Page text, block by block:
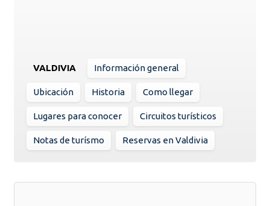
VALDIVIA Información general
Ubicación Historia Como llegar
Lugares para conocer Circuitos turísticos
Notas de turísmo Reservas en Valdivia